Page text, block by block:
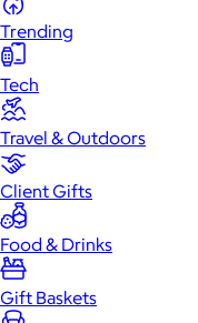
Trending
Tech
Travel & Outdoors
Client Gifts
Food & Drinks
Gift Baskets